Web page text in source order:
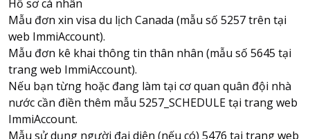
Hồ sơ cá nhân
Mẫu đơn xin visa du lịch Canada (mẫu số 5257 trên tại
web ImmiAccount).
Mẫu đơn kê khai thông tin thân nhân (mẫu số 5645 tại
trang web ImmiAccount).
Nếu bạn từng hoặc đang làm tại cơ quan quân đội nhà
nước cần điền thêm mẫu 5257_SCHEDULE tại trang web
ImmiAccount.
Mẫu sử dụng người đại diện (nếu có) 5476 tại trang web